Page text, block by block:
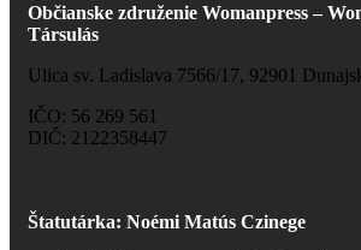
Občianske združenie Womanpress –
Társulás
Ulica sv. Ladislava 7566/17, 92901
IČO: 56 269 561
DIČ: 2122358447
Štatutárka: Noémi Matús Czinege